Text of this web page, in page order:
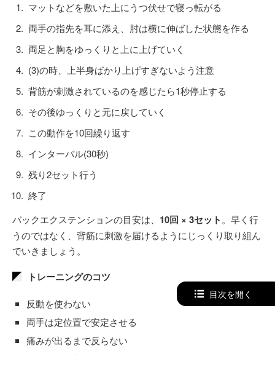
マットなどを敷いた上にうつ伏せで寝っ転がる
両手の指先を耳に添え、肘は横に伸ばした状態を作る
両足と胸をゆっくりと上に上げていく
(3)の時、上半身ばかり上げすぎないよう注意
背筋が刺激されているのを感じたら1秒停止する
その後ゆっくりと元に戻していく
この動作を10回繰り返す
インターバル(30秒)
残り2セット行う
終了
バックエクステンションの目安は、 10回 × 3セット。早く行
うのではなく、背筋に刺激を届けるようにじっくり取り組ん
でいきましょう。
トレーニングのコツ
反動を使わない
両手は定位置で安定させる
痛みが出るまで反らない
頭を後ろに曲げない
目次を開く